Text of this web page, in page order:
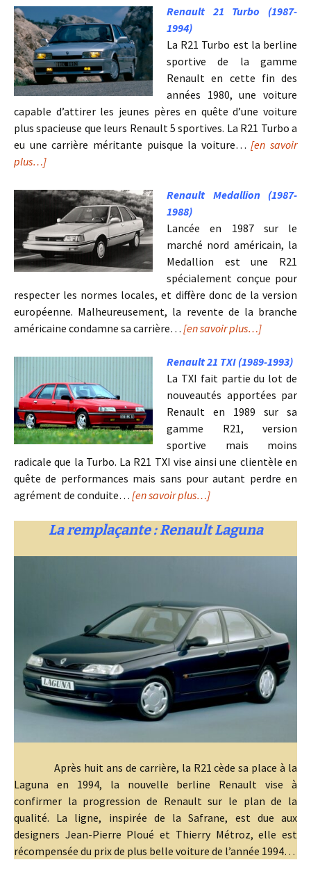
Renault 21 Turbo (1987-
1994)
La R21 Turbo est la berline
sportive de la gamme
Renault en cette fin des
années 1980, une voiture
capable d’attirer les jeunes pères en quête d’une voiture
plus spacieuse que leurs Renault 5 sportives. La R21 Turbo a
eu une carrière méritante puisque la voiture…[en savoir
plus…]
Renault Medallion (1987-
1988)
Lancée en 1987 sur le
marché nord américain, la
Medallion est une R21
spécialement conçue pour
respecter les normes locales, et diffère donc de la version
européenne. Malheureusement, la revente de la branche
américaine condamne sa carrière… [en savoir plus…]
Renault 21 TXI (1989-1993)
La TXI fait partie du lot de
nouveautés apportées par
Renault en 1989 sur sa
gamme R21, version
sportive mais moins
radicale que la Turbo. La R21 TXI vise ainsi une clientèle en
quête de performances mais sans pour autant perdre en
agrément de conduite… [en savoir plus…]
La remplaçante : Renault Laguna
Après huit ans de carrière, la R21 cède sa place à la
Laguna en 1994, la nouvelle berline Renault vise à
confirmer la progression de Renault sur le plan de la
qualité. La ligne, inspirée de la Safrane, est due aux
designers Jean-Pierre Ploué et Thierry Métroz, elle est
récompensée du prix de plus belle voiture de l’année 1994…